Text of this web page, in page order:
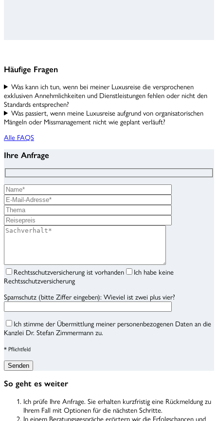
Häufige Fragen
Was kann ich tun, wenn bei meiner Luxusreise die versprochenen
exklusiven Annehmlichkeiten und Dienstleistungen fehlen oder nicht den
Standards entsprechen?
Was passiert, wenn meine Luxusreise aufgrund von organisatorischen
Mängeln oder Missmanagement nicht wie geplant verläuft?
Alle FAQS
Ihre Anfrage
Rechtsschutzversicherung ist vorhanden
Ich habe keine
Rechtsschutzversicherung
Spamschutz (bitte Ziffer eingeben): Wieviel ist zwei plus vier?
Ich stimme der Übermittlung meiner personenbezogenen Daten an die
Kanzlei Dr. Stefan Zimmermann zu.
* Pflichtfeld
So geht es weiter
Ich prüfe Ihre Anfrage. Sie erhalten kurzfristig eine Rückmeldung zu
Ihrem Fall mit Optionen für die nächsten Schritte.
In einem Beratungsgespräche erörtern wir die Erfolgschancen und